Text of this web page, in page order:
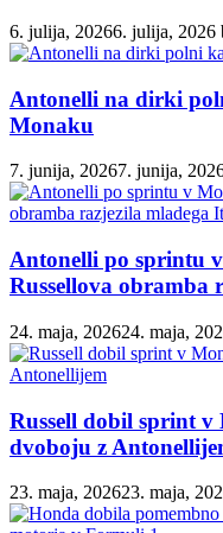
6. julija, 20266. julija, 2026
Antonelli na dirki
Monaku
7. junija, 20267. junija,
Antonelli po sprintu
Russellova obramba
24. maja, 202624. maja,
Russell dobil sprint v
dvoboju z
23. maja, 202623. maja,